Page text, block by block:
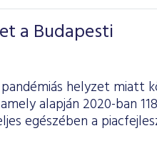
a Budapesti
helyzet miatt
alapján 2020-ban
egészében a